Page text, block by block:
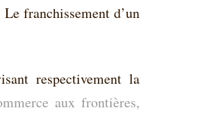
Le franchissement d’un
respectivement la
aux frontières,